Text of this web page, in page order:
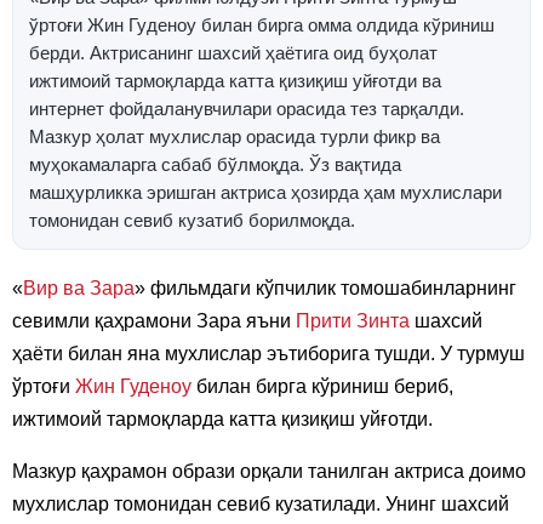
ўртоғи Жин Гуденоу билан бирга омма олдида кўриниш
берди. Актрисанинг шахсий ҳаётига оид буҳолат
ижтимоий тармоқларда катта қизиқиш уйғотди ва
интернет фойдаланувчилари орасида тез тарқалди.
Мазкур ҳолат мухлислар орасида турли фикр ва
муҳокамаларга сабаб бўлмоқда. Ўз вақтида
машҳурликка эришган актриса ҳозирда ҳам мухлислари
томонидан севиб кузатиб борилмоқда.
«Вир ва Зара» фильмдаги кўпчилик томошабинларнинг
севимли қаҳрамони Зара яъни Прити Зинта шахсий
ҳаёти билан яна мухлислар эътиборига тушди. У турмуш
ўртоғи Жин Гуденоу билан бирга кўриниш бериб,
ижтимоий тармоқларда катта қизиқиш уйғотди.
Мазкур қаҳрамон образи орқали танилган актриса доимо
мухлислар томонидан севиб кузатилади. Унинг шахсий